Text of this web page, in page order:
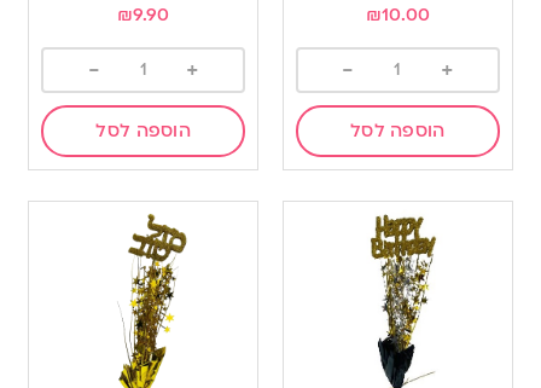
₪10.00
+
-
הוספה לסל
₪9.90
+
-
הוספה לסל